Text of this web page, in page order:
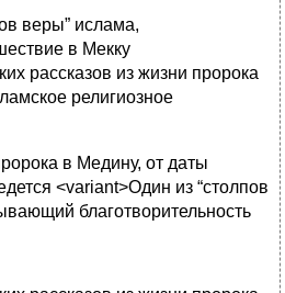
веры” ислама,
в Мекку
рассказов из жизни пророка
религиозное
в Медину, от даты
<variant>Один из “столпов
благотворительность